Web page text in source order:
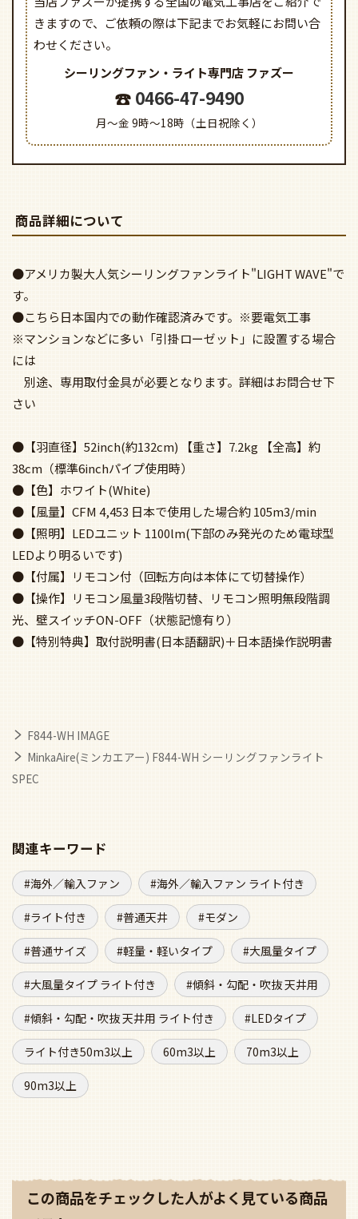
きますので、
ご依頼の際は下記までお気軽にお問い合
わせください。
シーリングファン・ライト専門店 ファズー
0466-47-9490
月～金 9時～18時（土日祝除く）
商品詳細について
●アメリカ製大人気シーリングファンライト"LIGHT WAVE"で
す。
●こちら日本国内での動作確認済みです。※要電気工事
※マンションなどに多い「引掛ローゼット」に設置する場合
には
別途、専用取付金具が必要となります。詳細はお問合せ下
さい
●【羽直径】52inch(約132cm) 【重さ】7.2kg 【全高】約
38cm（標準6inchパイプ使用時）
●【色】ホワイト(White)
●【風量】CFM 4,453 日本で使用した場合約 105m3/min
●【照明】LEDユニット 1100lm(下部のみ発光のため電球型
LEDより明るいです)
●【付属】リモコン付（回転方向は本体にて切替操作）
●【操作】リモコン風量3段階切替、リモコン照明無段階調
光、壁スイッチON-OFF（状態記憶有り）
●【特別特典】取付説明書(日本語翻訳)＋日本語操作説明書
F844-WH IMAGE
MinkaAire(ミンカエアー) F844-WH シーリングファンライト
SPEC
関連キーワード
海外／輸入ファン 海外／輸入ファン ライト付き
ライト付き 普通天井 モダン
普通サイズ 軽量・軽いタイプ 大風量タイプ
大風量タイプ ライト付き 傾斜・勾配・吹抜 天井用
傾斜・勾配・吹抜 天井用 ライト付き LEDタイプ
ライト付き50m3以上 60m3以上 70m3以上
90m3以上
この商品をチェックした人がよく見ている商品